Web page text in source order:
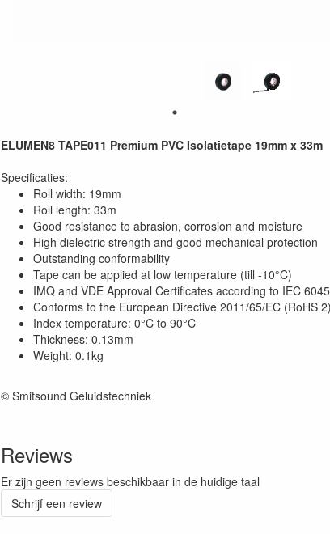
ELUMEN8 TAPE011 Premium PVC Isolatietape 19mm x 33m
Specificaties:
Roll width: 19mm
Roll length: 33m
Good resistance to abrasion, corrosion and moisture
High dielectric strength and good mechanical protection
Outstanding conformability
Tape can be applied at low temperature (till -10°C)
IMQ and VDE Approval Certificates according to IEC
Conforms to the European Directive 2011/65/EC (RoHS
Index temperature: 0°C to 90°C
Thickness: 0.13mm
Weight: 0.1kg
© Smitsound Geluidstechniek
Reviews
Er zijn geen reviews beschikbaar in de huidige taal
Schrijf een review